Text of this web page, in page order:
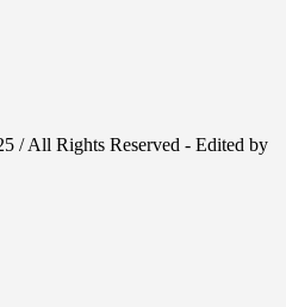
/ All Rights Reserved - Edited by